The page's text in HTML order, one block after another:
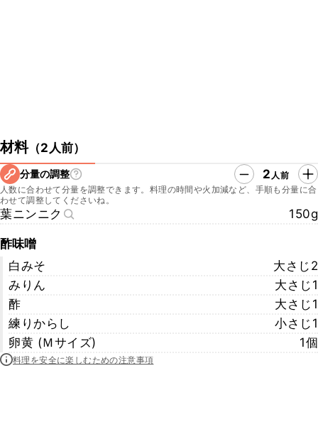
材料（2人前）
分量の調整 2 人前
人数に合わせて分量を調整できます。料理の時間や火加減など、手順も分量に合
わせて調整してくださいね。
葉ニンニク 150g
酢味噌
白みそ
大さじ2
みりん
大さじ1
酢
大さじ1
練りからし
小さじ1
卵黄 (Ｍサイズ)
1個
料理を安全に楽しむための注意事項